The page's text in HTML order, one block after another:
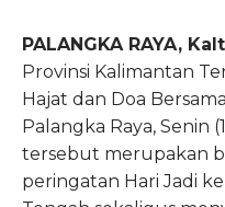
PALANGKA RAYA,
Provinsi Kalimantan
Hajat dan Doa
Palangka Raya, Senin
tersebut merupakan
peringatan Hari Jadi